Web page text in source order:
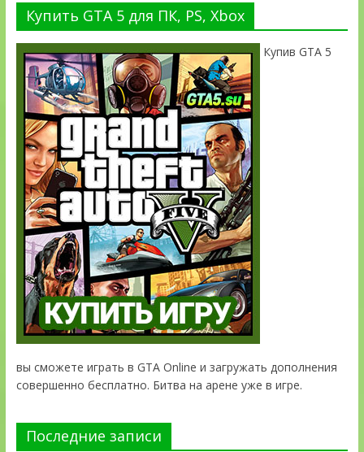
Купить GTA 5 для ПК, PS, Xbox
Купив GTA 5
вы сможете играть в GTA Online и загружать дополнения
совершенно бесплатно. Битва на арене уже в игре.
Последние записи